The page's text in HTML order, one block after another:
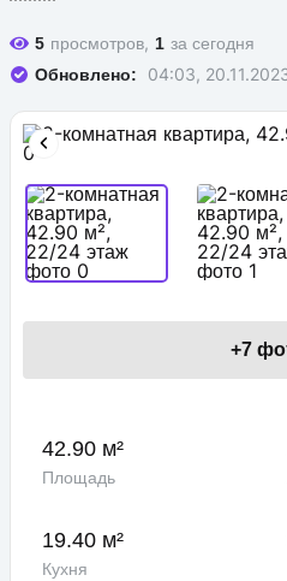
5 просмотров, 1 за сегодня
Обновлено: 04:03,
+7
42.90 м²
Площадь
19.40 м²
Кухня